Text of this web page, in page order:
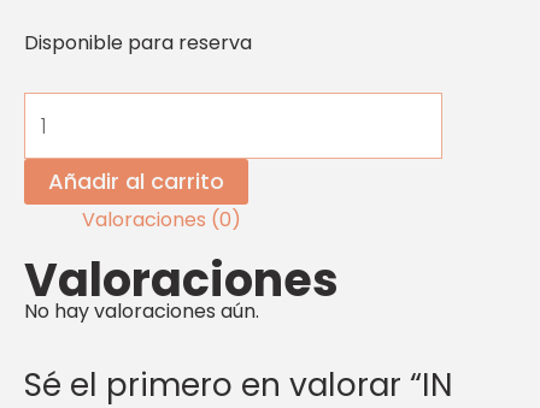
Disponible para reserva
Añadir al carrito
Valoraciones (0)
Valoraciones
No hay valoraciones aún.
Sé el primero en valorar “IN